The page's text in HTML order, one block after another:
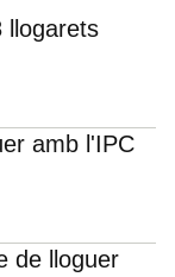
llogarets
amb l'IPC
de lloguer